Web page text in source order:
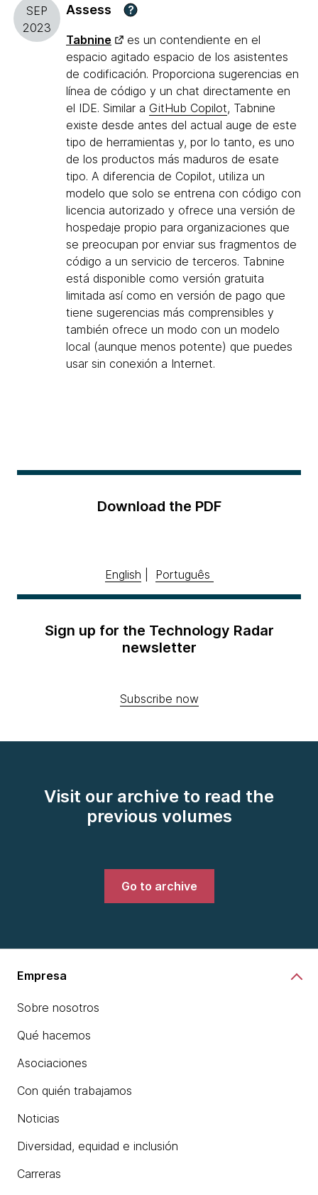
SEP
2023
Assess ?
Tabnine
es un contendiente en el
espacio agitado espacio de los asistentes
de codificación. Proporciona sugerencias en
línea de código y un chat directamente en
el IDE. Similar a GitHub Copilot, Tabnine
existe desde antes del actual auge de este
tipo de herramientas y, por lo tanto, es uno
de los productos más maduros de esate
tipo. A diferencia de Copilot, utiliza un
modelo que solo se entrena con código con
licencia autorizado y ofrece una versión de
hospedaje propio para organizaciones que
se preocupan por enviar sus fragmentos de
código a un servicio de terceros. Tabnine
está disponible como versión gratuita
limitada así como en versión de pago que
tiene sugerencias más comprensibles y
también ofrece un modo con un modelo
local (aunque menos potente) que puedes
usar sin conexión a Internet.
Download the PDF
English Português
Sign up for the Technology Radar
newsletter
Subscribe now
Visit our archive to read the
previous volumes
Go to archive
Empresa
Sobre nosotros
Qué hacemos
Asociaciones
Con quién trabajamos
Noticias
Diversidad, equidad e inclusión
Carreras